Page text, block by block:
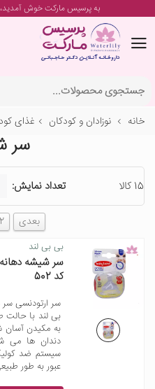
به پرسیس مارکت خوش
خانه نوزادان و کودکان غذای
سر
15 کالا تعداد نمایش:
2 بعدی
بی بی لند
کد 502
بی لند با حالت
به مکیدن
دندان ها می
سیستم ضد
عبور به طور